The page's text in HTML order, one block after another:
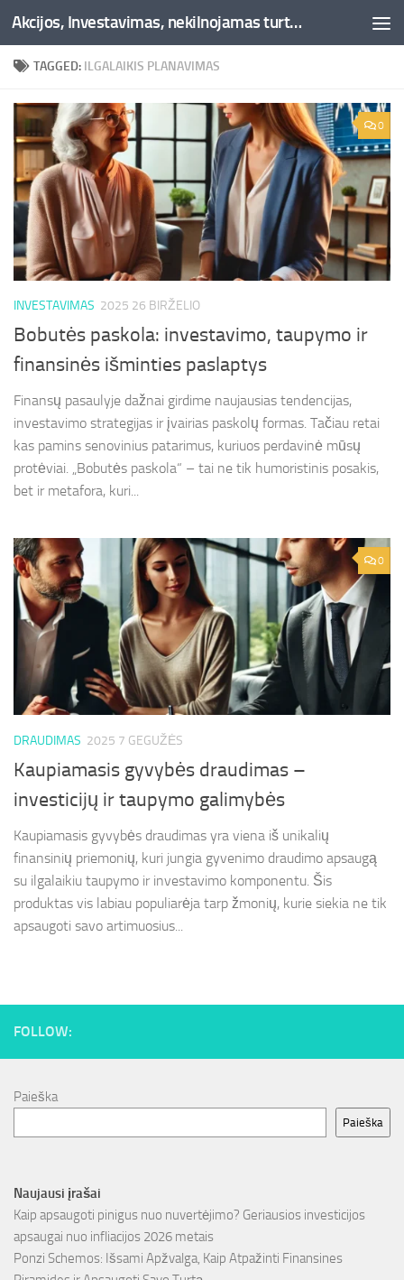
Skip to content Akcijos, Investavimas, nekilnojamas turtas, kriptovaliutos - Besociai.lt
TAGGED: ILGALAIKIS PLANAVIMAS
0
INVESTAVIMAS 2025 26 BIRŽELIO
Bobutės paskola: investavimo, taupymo ir
finansinės išminties paslaptys
Finansų pasaulyje dažnai girdime naujausias tendencijas,
investavimo strategijas ir įvairias paskolų formas. Tačiau retai
kas pamins senovinius patarimus, kuriuos perdavinė mūsų
protėviai. „Bobutės paskola“ – tai ne tik humoristinis posakis,
bet ir metafora, kuri...
0
DRAUDIMAS 2025 7 GEGUŽĖS
Kaupiamasis gyvybės draudimas –
investicijų ir taupymo galimybės
Kaupiamasis gyvybės draudimas yra viena iš unikalių
finansinių priemonių, kuri jungia gyvenimo draudimo apsaugą
su ilgalaikiu taupymo ir investavimo komponentu. Šis
produktas vis labiau populiarėja tarp žmonių, kurie siekia ne tik
apsaugoti savo artimuosius...
FOLLOW:
Paieška
Paieška
Naujausi įrašai
Kaip apsaugoti pinigus nuo nuvertėjimo? Geriausios investicijos
apsaugai nuo infliacijos 2026 metais
Ponzi Schemos: Išsami Apžvalga, Kaip Atpažinti Finansines